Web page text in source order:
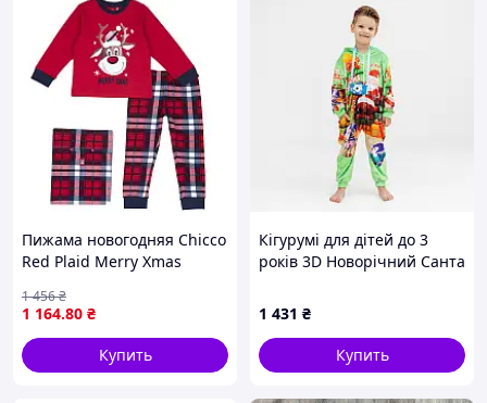
Пижама новогодняя Chicco
Red Plaid Merry Xmas
1 164.80 ₴
1 456₴
Купить
Кігурумі для дітей до 3
років 3D Новорічний Санта
1 431 ₴
Купить